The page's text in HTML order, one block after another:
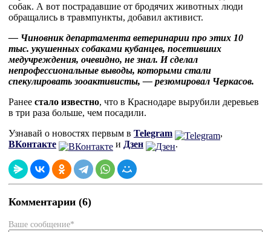
собак. А вот пострадавшие от бродячих животных люди
обращались в травмпункты, добавил активист.
— Чиновник департамента ветеринарии про этих 10
тыс. укушенных собаками кубанцев, посетивших
медучреждения, очевидно, не знал. И сделал
непрофессиональные выводы, которыми стали
спекулировать зооактивисты, — резюмировал Черкасов.
Ранее стало известно, что в Краснодаре вырубили деревьев
в три раза больше, чем посадили.
Узнавай о новостях первым в Telegram
,
ВКонтакте
и Дзен .
Комментарии (6)
Ваше сообщение*